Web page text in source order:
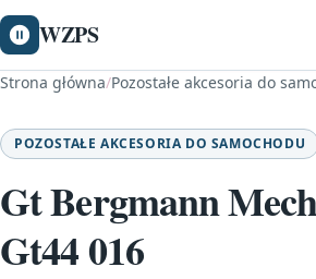
WZPS
Strona główna/Pozostałe akcesoria do
POZOSTAŁE AKCESORIA DO SAMOCHODU
Gt Bergmann
Gt44 016